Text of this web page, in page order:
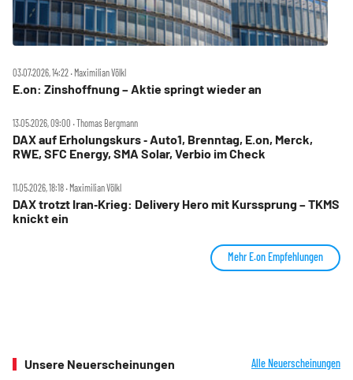
03.07.2026, 14:22 ‧ Maximilian Völkl
E.on: Zinshoffnung – Aktie springt wieder an
13.05.2026, 09:00 ‧ Thomas Bergmann
DAX auf Erholungskurs ‑ Auto1, Brenntag, E.on, Merck,
RWE, SFC Energy, SMA Solar, Verbio im Check
11.05.2026, 18:18 ‧ Maximilian Völkl
DAX trotzt Iran‑Krieg: Delivery Hero mit Kurssprung – TKMS
knickt ein
Mehr E.on Empfehlungen
Unsere Neuerscheinungen Alle Neuerscheinungen